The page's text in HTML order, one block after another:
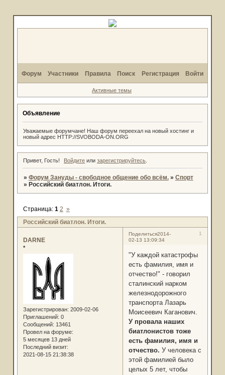
Форум Участники Правила Поиск Регистрация Войти
Активные темы
Объявление
Уважаемые форумчане! Наш форум переехал на новый хостинг и
новый адрес HTTP://SVOBODA-ON.ORG
Привет, Гость! Войдите илизарегистрируйтесь
» Форум Зануды - свободное общение обо всём. » Спорт
» Российский биатлон. Итоги.
Российский биатлон. Итоги.
Страница: 1 2 »
Поделиться 1
2014-
02-13 13:09:34
DARNE
*
Зарегистрирован: 2009-02-06
Приглашений: 0
Сообщений: 13461
Провел на форуме:
5 месяцев 13 дней
Последний визит:
2021-08-15 21:38:38
"У каждой катастрофы
есть фамилия, имя и
отчество!" - говорил
сталинский нарком
железнодорожного
транспорта Лазарь
Моисеевич Каганович.
У провала наших
биатлонистов тоже
есть фамилия, имя и
отчество. У человека с
этой фамилией было
целых 5 лет, чтобы